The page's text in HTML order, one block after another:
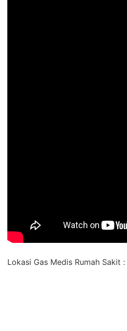
Lokasi Gas Medis Rumah Sakit :